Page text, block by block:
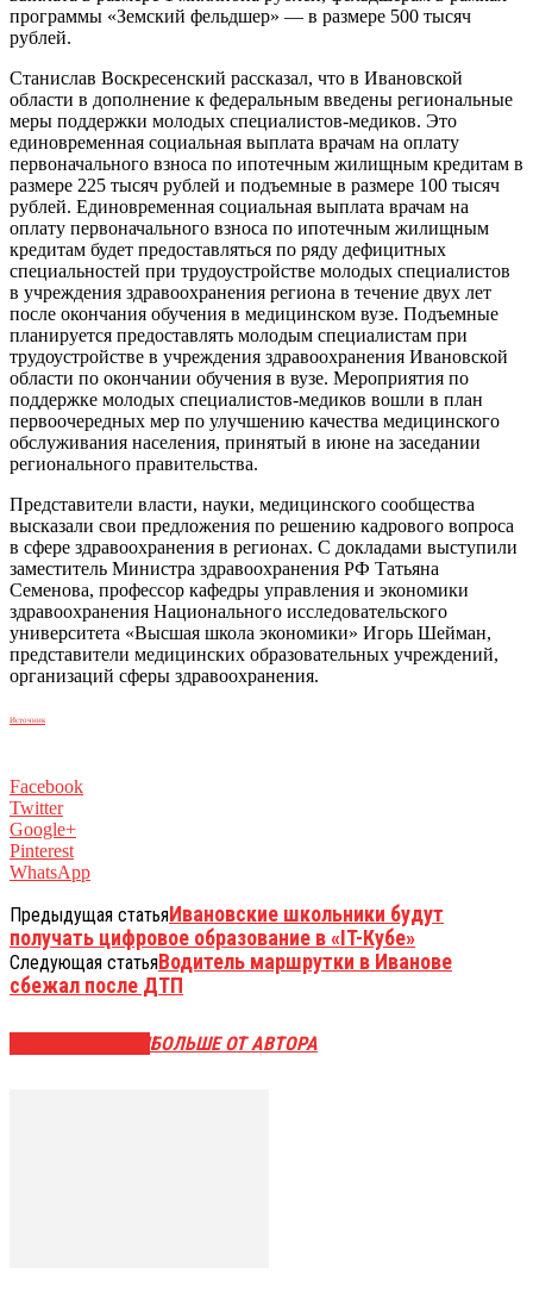
программы «Земский фельдшер» — в размере 500 тысяч
рублей.
Станислав Воскресенский рассказал, что в Ивановской
области в дополнение к федеральным введены региональные
меры поддержки молодых специалистов-медиков. Это
единовременная социальная выплата врачам на оплату
первоначального взноса по ипотечным жилищным кредитам в
размере 225 тысяч рублей и подъемные в размере 100 тысяч
рублей. Единовременная социальная выплата врачам на
оплату первоначального взноса по ипотечным жилищным
кредитам будет предоставляться по ряду дефицитных
специальностей при трудоустройстве молодых специалистов
в учреждения здравоохранения региона в течение двух лет
после окончания обучения в медицинском вузе. Подъемные
планируется предоставлять молодым специалистам при
трудоустройстве в учреждения здравоохранения Ивановской
области по окончании обучения в вузе. Мероприятия по
поддержке молодых специалистов-медиков вошли в план
первоочередных мер по улучшению качества медицинского
обслуживания населения, принятый в июне на заседании
регионального правительства.
Представители власти, науки, медицинского сообщества
высказали свои предложения по решению кадрового вопроса
в сфере здравоохранения в регионах. С докладами выступили
заместитель Министра здравоохранения РФ Татьяна
Семенова, профессор кафедры управления и экономики
здравоохранения Национального исследовательского
университета «Высшая школа экономики» Игорь Шейман,
представители медицинских образовательных учреждений,
организаций сферы здравоохранения.
Источник
Facebook
Twitter
Google+
Pinterest
WhatsApp
Предыдущая статьяИвановские школьники будут
получать цифровое образование в «IT-Кубе»
Следующая статьяВодитель маршрутки в Иванове
сбежал после ДТП
БОЛЬШЕ ОТ АВТОРА